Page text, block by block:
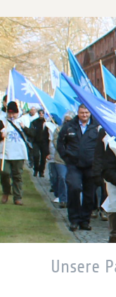
Unsere